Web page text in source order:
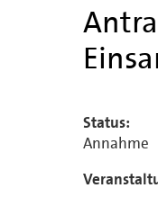
Status:
Annahme